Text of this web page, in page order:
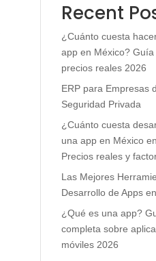
Recent
¿Cuánto cuesta
app en México? Guía
precios reales 2026
ERP para Empresas
Seguridad Privada
¿Cuánto cuesta
una app en México
Precios reales y
Las Mejores
Desarrollo de Apps
¿Qué es una app?
completa sobre
móviles 2026